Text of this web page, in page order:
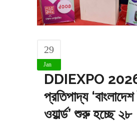
29
Jan
DDIEXPO
প্রতিপাদ্য
ওয়ার্ল্ড’ শুরু হচ্ছে ২৮